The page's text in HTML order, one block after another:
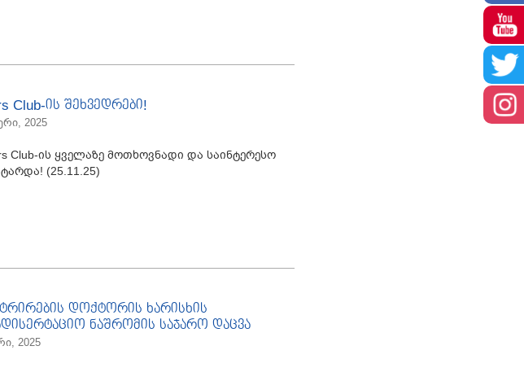
Club-ის შეხვედრები!
2025
Club-ის ყველაზე მოთხოვნადი და საინტერესო
(25.11.25)
დოქტორის ხარისხის
ნაშრომის საჯარო დაცვა
2025